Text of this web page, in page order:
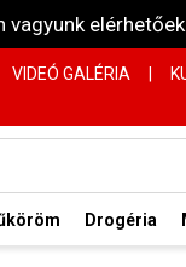
VIDEÓ GALÉRIA
Drogéria